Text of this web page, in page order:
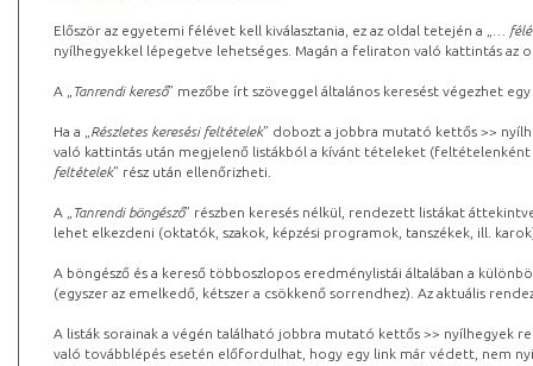
Először az egyetemi félévet kell kiválasztania, ez az oldal tetején a „
…
nyílhegyekkel lépegetve lehetséges. Magán a feliraton való kattintás az
A „ Tanrendi kereső” mezőbe írt szöveggel általános keresést végezhet
Ha a „ Részletes keresési feltételek” dobozt a jobbra mutató kettős >>
való kattintás után megjelenő listákból a kívánt tételeket (feltételenként
feltételek” rész után ellenőrizheti.
A „ Tanrendi böngésző” részben keresés nélkül, rendezett listákat
lehet elkezdeni (oktatók, szakok, képzési programok, tanszékek, ill.
A böngésző és a kereső többoszlopos eredménylistái általában a
(egyszer az emelkedő, kétszer a csökkenő sorrendhez). Az aktuális
A listák sorainak a végén található jobbra mutató kettős >> nyílhegyek
való továbblépés esetén előfordulhat, hogy egy link már védett, nem